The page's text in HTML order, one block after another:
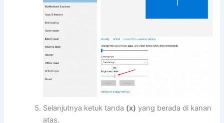
Selanjutnya ketuk tanda (x) yang berada di kanan
atas.